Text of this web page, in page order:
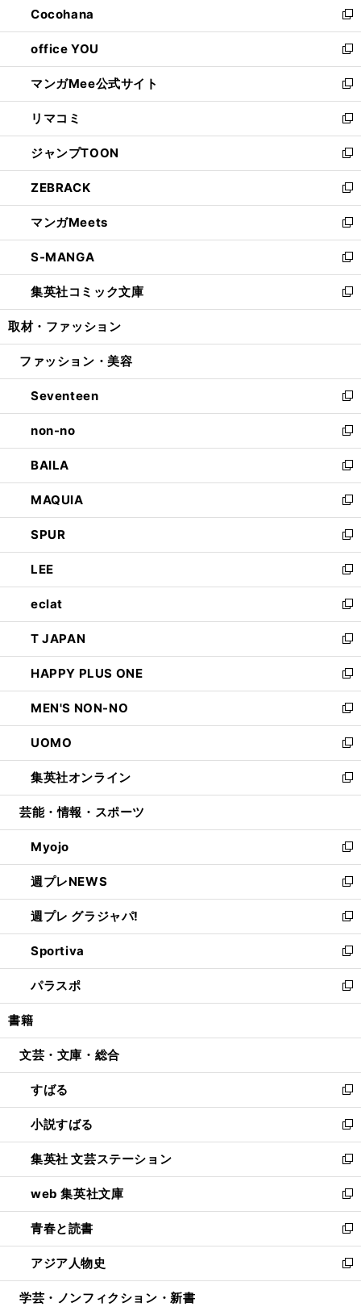
く
で
開
く
ド
ウ
で
開
く
い
ウ
ィ
ン
ド
ウ
で
開
く
Cocohana
新
し
い
ウ
ィ
ン
ド
ウ
で
開
く
office YOU
新
し
い
ウ
ィ
ン
ド
ウ
で
開
く
マンガMee公式サイト
新
し
い
ウ
ィ
ン
ド
ウ
で
開
く
リマコミ
新
し
い
ウ
ィ
ン
ド
ウ
で
開
く
ジャンプTOON
新
し
い
ウ
ィ
ン
ド
ウ
で
開
ZEBRACK
新
し
い
ウ
ィ
ン
ド
ウ
開
マンガMeets
新
し
い
ウ
ィ
ン
ウ
開
く
S-MANGA
新
し
い
ウ
ン
ウ
で
開
く
集英社コミック文庫
新
し
ウ
ン
ド
ウ
で
開
く
取材・ファッション
ファッション・美容
Seventeen
新
し
い
ウ
ィ
ン
ド
ウ
で
開
く
non-no
新
し
い
ウ
ィ
ン
ド
ウ
で
開
く
BAILA
新
し
い
ウ
ィ
ン
ド
ウ
で
開
く
MAQUIA
新
し
い
ウ
ィ
ン
ド
ウ
で
開
く
SPUR
新
し
い
ウ
ィ
ン
ド
ウ
で
開
く
LEE
新
し
い
ウ
ィ
ン
ド
ウ
で
開
く
eclat
新
し
い
ウ
ィ
ン
ド
ウ
で
開
く
T JAPAN
新
し
い
ウ
ィ
ン
ド
ウ
で
開
HAPPY PLUS ONE
新
し
い
ウ
ィ
ン
ド
ウ
開
く
MEN'S NON-NO
新
し
い
ウ
ィ
ン
ウ
で
開
く
UOMO
新
し
い
ウ
ン
ド
ウ
で
開
く
集英社オンライン
新
し
ウ
ィ
ン
ド
ウ
で
開
く
芸能・情報・スポーツ
Myojo
新
し
い
ウ
ィ
ン
ド
ウ
で
開
週プレNEWS
新
し
い
ウ
ィ
ン
ド
ウ
開
週プレ グラジャパ!
新
し
い
ウ
ィ
ン
ウ
開
く
Sportiva
新
し
い
ウ
ン
ウ
で
開
く
パラスポ
新
し
ウ
ン
ド
ウ
で
開
く
書籍
文芸・文庫・総合
すばる
新
し
い
ウ
ィ
ン
ド
ウ
で
開
く
小説すばる
新
し
い
ウ
ィ
ン
ド
ウ
で
開
集英社 文芸ステーション
新
し
い
ウ
ィ
ン
ド
ウ
web 集英社文庫
新
し
い
ウ
ィ
ン
青春と読書
新
し
い
ウ
アジア人物史
新
し
学芸・ノンフィクション・新書